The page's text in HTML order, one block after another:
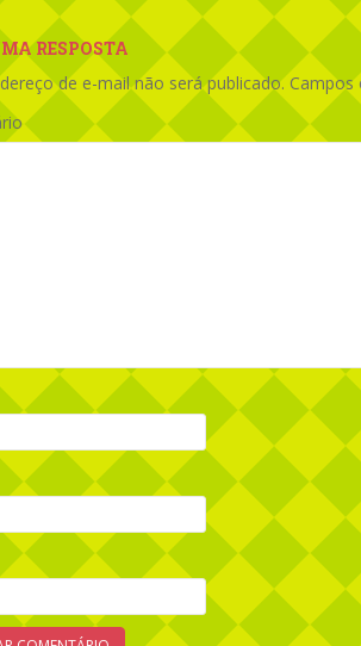
RESPOSTA
de e-mail não será publicado.Campos